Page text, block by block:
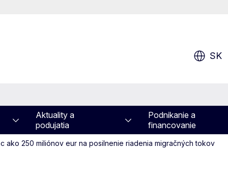
SK
Aktuality a
podujatia
Podnikanie a
financovanie
ako 250 miliónov eur na posilnenie riadenia migračných tokov